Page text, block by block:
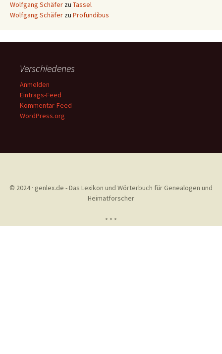
Wolfgang Schäfer zu Tassel
Wolfgang Schäfer zu Profundibus
Verschiedenes
Anmelden
Eintrags-Feed
Kommentar-Feed
WordPress.org
© 2024 · genlex.de - Das Lexikon und Wörterbuch für Genealogen und
Heimatforscher
* * *